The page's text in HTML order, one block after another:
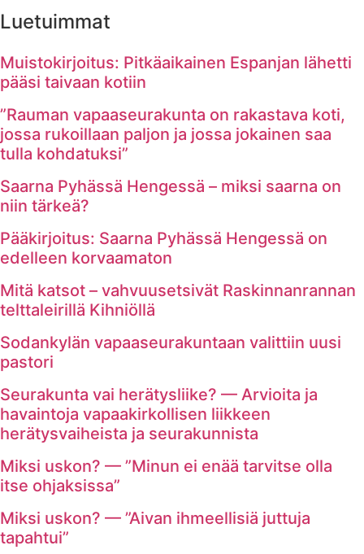
Luetuimmat
Muistokirjoitus: Pitkäaikainen Espanjan lähetti
pääsi taivaan kotiin
”Rauman vapaaseurakunta on rakastava koti,
jossa rukoillaan paljon ja jossa jokainen saa
tulla kohdatuksi”
Saarna Pyhässä Hengessä – miksi saarna on
niin tärkeä?
Pääkirjoitus: Saarna Pyhässä Hengessä on
edelleen korvaamaton
Mitä katsot – vahvuusetsivät Raskinnanrannan
telttaleirillä Kihniöllä
Sodankylän vapaaseurakuntaan valittiin uusi
pastori
Seurakunta vai herätysliike? — Arvioita ja
havaintoja vapaakirkollisen liikkeen
herätysvaiheista ja seurakunnista
Miksi uskon? — ”Minun ei enää tarvitse olla
itse ohjaksissa”
Miksi uskon? — ”Aivan ihmeellisiä juttuja
tapahtui”